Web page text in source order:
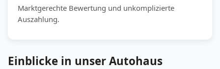
Marktgerechte Bewertung und unkomplizierte
Auszahlung.
Einblicke in unser Autohaus